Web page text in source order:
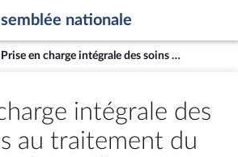
nationale
Prise en charge intégrale des soins liés au traitement du cancer du sein par l'assurance maladie
intégrale des
au traitement du